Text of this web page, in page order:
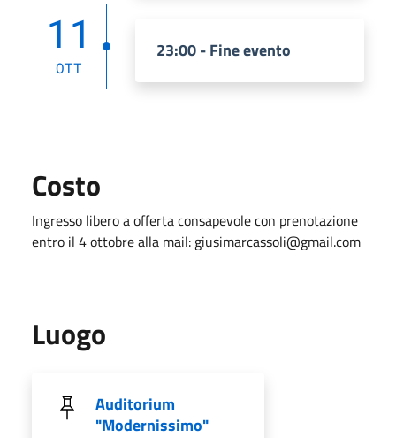
11
OTT
23:00 - Fine evento
Costo
Ingresso libero a offerta consapevole con prenotazione
entro il 4 ottobre alla mail: giusimarcassoli@gmail.com
Luogo
Auditorium
"Modernissimo"